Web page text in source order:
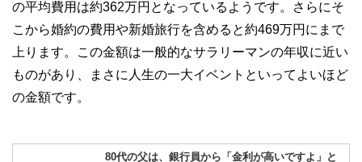
の平均費用は約362万円となっているようです。さらにそ
こから婚約の費用や新婚旅行を含めると約469万円にまで
上ります。この金額は一般的なサラリーマンの年収に近い
ものがあり、まさに人生の一大イベントといってよいほど
の金額です。
80代の父は、銀行員から「金利が高いですよ」と